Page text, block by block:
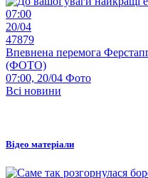
07:00
20/04
47879
Впевнена перемога
(ФОТО)
07:00, 20/04 Фото
Всі новини
Відео матеріали